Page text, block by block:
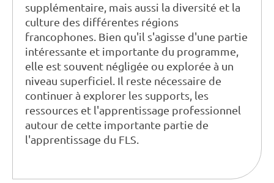
supplémentaire, mais aussi la diversité et la
culture des différentes régions
francophones. Bien qu'il s'agisse d'une partie
intéressante et importante du programme,
elle est souvent négligée ou explorée à un
niveau superficiel. Il reste nécessaire de
continuer à explorer les supports, les
ressources et l'apprentissage professionnel
autour de cette importante partie de
l'apprentissage du FLS.